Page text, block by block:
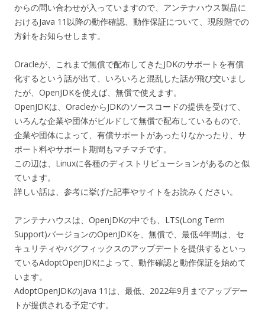
からの問い合わせが入っていますので、アンテナハウス製品に
おけるJava 11以降の動作確認、動作保証について、現段階での
方針をお知らせします。
Oracleが、これまで無償で配布してきたJDKのサポートを有償
化するという話が出て、いろいろと混乱した話が飛び交いまし
たが、OpenJDKを使えば、無償で使えます。
OpenJDKは、OracleからJDKのソースコードの提供を受けて、
いろんな企業や団体がビルドして無償で配布しているもので、
企業や団体によって、有償サポートがあったりなかったり、サ
ポート料やサポート期間もマチマチです。
この辺は、Linuxに各種のディストリビューションがあるのと似
ています。
詳しい話は、参考に挙げた記事やサイトをお読みください。
アンテナハウスは、OpenJDKの中でも、LTS(Long Term
Support)バージョンのOpenJDKを、無償で、最低4年間は、セ
キュリティやバグフィックスのアップデートを提供するといっ
ているAdoptOpenJDKによって、動作確認と動作保証を始めて
います。
AdoptOpenJDKのJava 11は、最低、2022年9月までアップデー
トが提供される予定です。